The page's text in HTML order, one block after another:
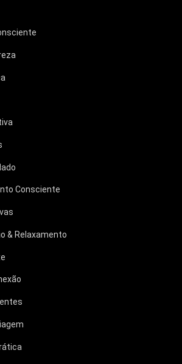
Consciente
& Relaxamento